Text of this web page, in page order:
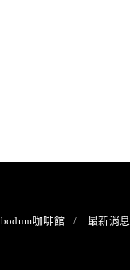
bodum咖啡館 最新消息